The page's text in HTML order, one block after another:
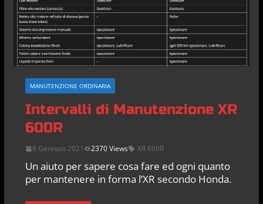
MANUTENZIONE ORDINARIA
Intervalli di Manutenzione XR
600R
6 Gennaio 2021 2370 Views XR 600R
Un aiuto per sapere cosa fare ed ogni quanto
per mantenere in forma l’XR secondo Honda.